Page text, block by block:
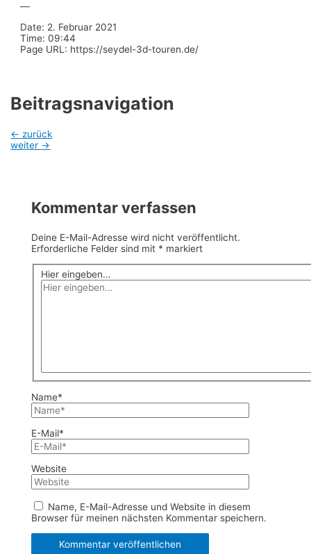
—
Date: 2. Februar 2021
Time: 09:44
Page URL: https://seydel-3d-touren.de/
Beitragsnavigation
← zurück
weiter →
Kommentar verfassen
Deine E-Mail-Adresse wird nicht veröffentlicht.
Erforderliche Felder sind mit * markiert
Hier eingeben…
Name*
E-Mail*
Website
Name, E-Mail-Adresse und Website in diesem
Browser für meinen nächsten Kommentar speichern.